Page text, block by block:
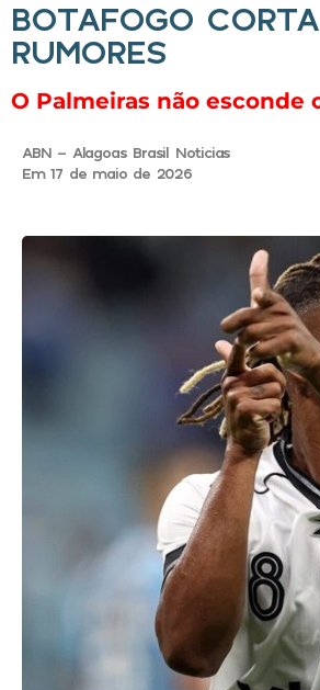
BOTAFOGO
RUMORES
O Palmeiras não
ABN - Alagoas Brasil Noticias
Em 17 de maio de 2026